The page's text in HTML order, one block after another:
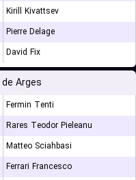
Kirill Kivattsev
Pierre Delage
David Fix
Arges
Fermin Tenti
Rares Teodor Pieleanu
Matteo Sciahbasi
Ferrari Francesco